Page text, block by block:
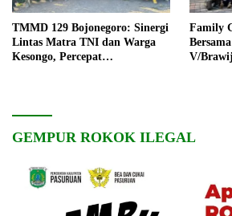
TMMD 129 Bojonegoro: Sinergi
Lintas Matra TNI dan Warga
Kesongo, Percepat
Family
V/
GEMPUR ROKOK ILEGAL